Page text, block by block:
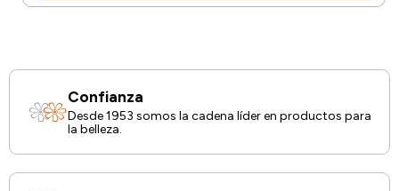
Confianza
Desde 1953 somos la cadena líder en productos para
la belleza.